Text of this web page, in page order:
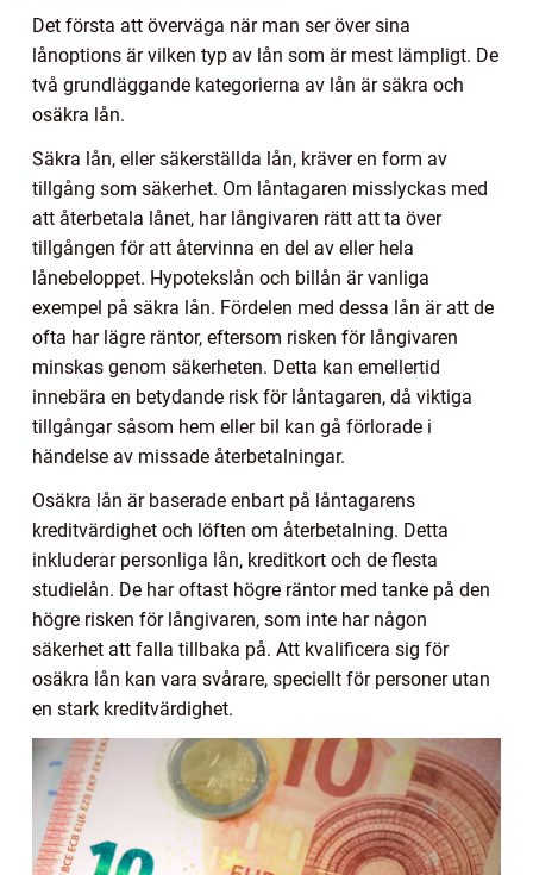
Det första att överväga när man ser över sina
lånoptions är vilken typ av lån som är mest lämpligt. De
två grundläggande kategorierna av lån är säkra och
osäkra lån.
Säkra lån, eller säkerställda lån, kräver en form av
tillgång som säkerhet. Om låntagaren misslyckas med
att återbetala lånet, har långivaren rätt att ta över
tillgången för att återvinna en del av eller hela
lånebeloppet. Hypotekslån och billån är vanliga
exempel på säkra lån. Fördelen med dessa lån är att de
ofta har lägre räntor, eftersom risken för långivaren
minskas genom säkerheten. Detta kan emellertid
innebära en betydande risk för låntagaren, då viktiga
tillgångar såsom hem eller bil kan gå förlorade i
händelse av missade återbetalningar.
Osäkra lån är baserade enbart på låntagarens
kreditvärdighet och löften om återbetalning. Detta
inkluderar personliga lån, kreditkort och de flesta
studielån. De har oftast högre räntor med tanke på den
högre risken för långivaren, som inte har någon
säkerhet att falla tillbaka på. Att kvalificera sig för
osäkra lån kan vara svårare, speciellt för personer utan
en stark kreditvärdighet.